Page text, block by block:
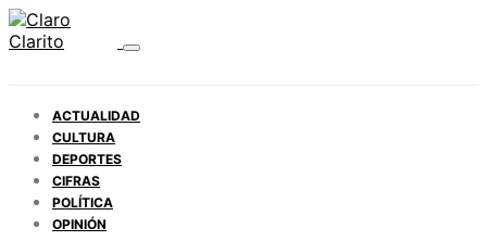
ACTUALIDAD
CULTURA
DEPORTES
CIFRAS
POLÍTICA
OPINIÓN